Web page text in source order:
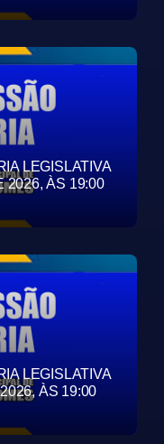
LEGISLATIVA
2026, ÀS 19:00
LEGISLATIVA
ÀS 19:00